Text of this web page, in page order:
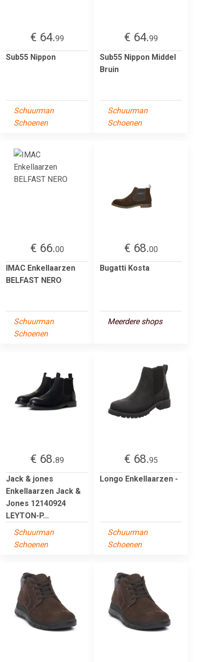
€ 64.99
Sub55 Nippon
Schuurman
Schoenen
€ 64.99
Sub55 Nippon Middel
Bruin
Schuurman
Schoenen
€ 66.00
IMAC Enkellaarzen
BELFAST NERO
Schuurman
Schoenen
€ 68.00
Bugatti Kosta
Meerdere shops
€ 68.89
Jack & jones
Enkellaarzen Jack &
Jones 12140924
LEYTON-P...
Schuurman
Schoenen
€ 68.95
Longo Enkellaarzen -
Schuurman
Schoenen